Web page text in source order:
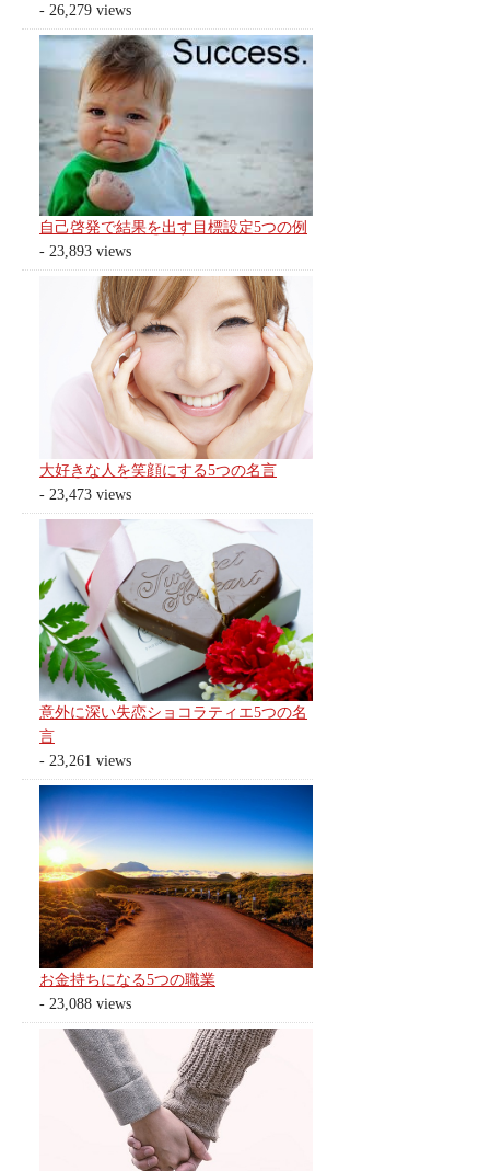
- 26,279 views
自己啓発で結果を出す目標設定5つの例
- 23,893 views
大好きな人を笑顔にする5つの名言
- 23,473 views
意外に深い失恋ショコラティエ5つの名
言
- 23,261 views
お金持ちになる5つの職業
- 23,088 views